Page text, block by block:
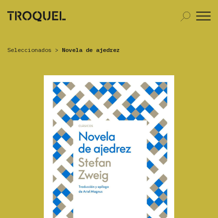
Seleccionados > Novela de ajedrez